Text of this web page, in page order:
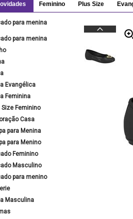
Feminino Plus Size
para menina
para menina
Evangélica
Feminina
Size Feminino
Casa
para Menina
para Menino
Feminino
Masculino
para menino
Masculina